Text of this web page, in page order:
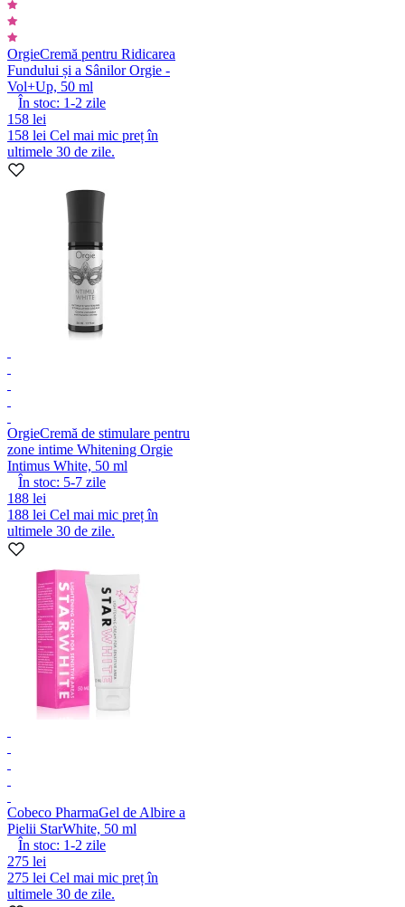
OrgieCremă pentru Ridicarea
Fundului și a Sânilor Orgie -
Vol+Up, 50 ml
În stoc: 1-2 zile
158 lei
158 lei Cel mai mic preț în
ultimele 30 de zile.
OrgieCremă de stimulare pentru
zone intime Whitening Orgie
Intimus White, 50 ml
În stoc: 5-7 zile
188 lei
188 lei Cel mai mic preț în
ultimele 30 de zile.
Cobeco PharmaGel de Albire a
Pielii StarWhite, 50 ml
În stoc: 1-2 zile
275 lei
275 lei Cel mai mic preț în
ultimele 30 de zile.